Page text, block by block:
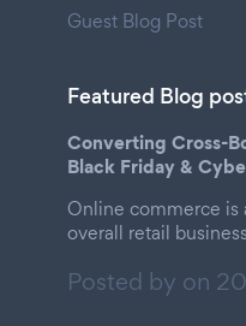
Guest Blog Post
Featured Blog
Converting Cross-
Black Friday &
Online commerce is
overall retail
Posted by on